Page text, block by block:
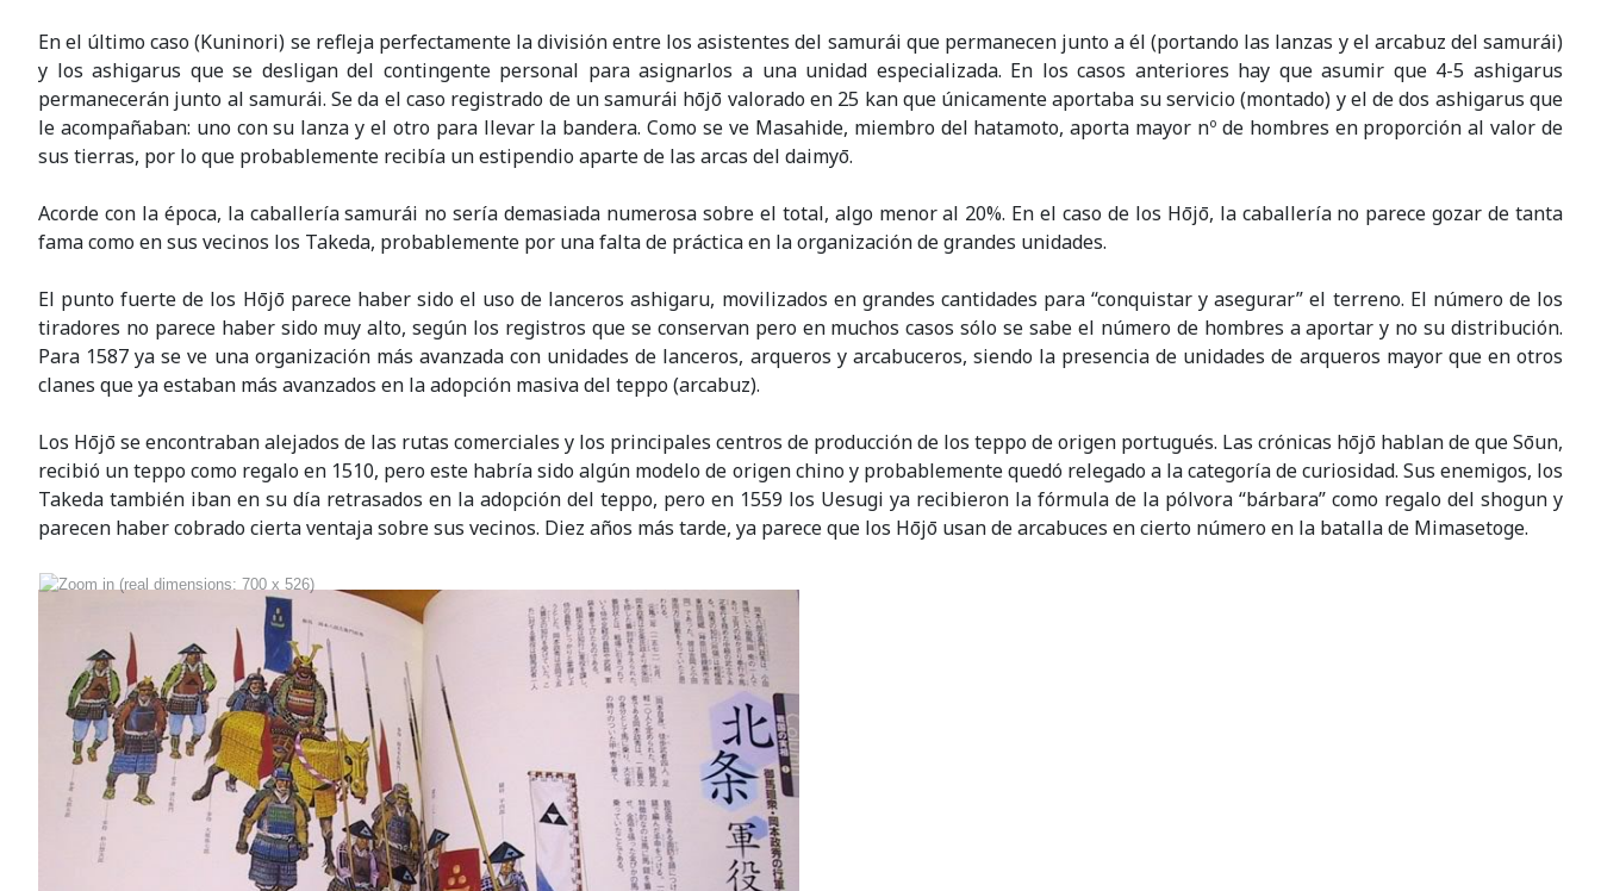
En el último caso (Kuninori) se refleja perfectamente la división entre los asistentes del samurái que permanecen junto a él (portando las lanzas y el arcabuz del samurái)
y los ashigarus que se desligan del contingente personal para asignarlos a una unidad especializada. En los casos anteriores hay que asumir que 4-5 ashigarus
permanecerán junto al samurái. Se da el caso registrado de un samurái hōjō valorado en 25 kan que únicamente aportaba su servicio (montado) y el de dos ashigarus que
le acompañaban: uno con su lanza y el otro para llevar la bandera. Como se ve Masahide, miembro del hatamoto, aporta mayor nº de hombres en proporción al valor de
sus tierras, por lo que probablemente recibía un estipendio aparte de las arcas del daimyō.
Acorde con la época, la caballería samurái no sería demasiada numerosa sobre el total, algo menor al 20%. En el caso de los Hōjō, la caballería no parece gozar de tanta
fama como en sus vecinos los Takeda, probablemente por una falta de práctica en la organización de grandes unidades.
El punto fuerte de los Hōjō parece haber sido el uso de lanceros ashigaru, movilizados en grandes cantidades para “conquistar y asegurar” el terreno. El número de los
tiradores no parece haber sido muy alto, según los registros que se conservan pero en muchos casos sólo se sabe el número de hombres a aportar y no su distribución.
Para 1587 ya se ve una organización más avanzada con unidades de lanceros, arqueros y arcabuceros, siendo la presencia de unidades de arqueros mayor que en otros
clanes que ya estaban más avanzados en la adopción masiva del teppo (arcabuz).
Los Hōjō se encontraban alejados de las rutas comerciales y los principales centros de producción de los teppo de origen portugués. Las crónicas hōjō hablan de que Sōun,
recibió un teppo como regalo en 1510, pero este habría sido algún modelo de origen chino y probablemente quedó relegado a la categoría de curiosidad. Sus enemigos, los
Takeda también iban en su día retrasados en la adopción del teppo, pero en 1559 los Uesugi ya recibieron la fórmula de la pólvora “bárbara” como regalo del shogun y
parecen haber cobrado cierta ventaja sobre sus vecinos. Diez años más tarde, ya parece que los Hōjō usan de arcabuces en cierto número en la batalla de Mimasetoge.